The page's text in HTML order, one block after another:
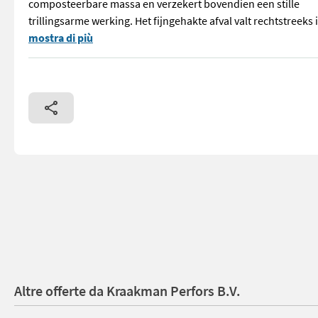
composteerbare massa en verzekert bovendien een stille
trillingsarme werking. Het fijngehakte afval valt rechtstreeks
== Overige details (NL) == prijs: Prijs op aanvraag Quantity:
mostra di più
Altre offerte da Kraakman Perfors B.V.